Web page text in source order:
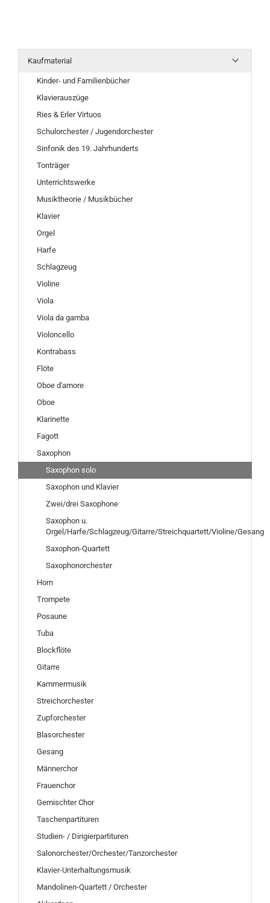
Kaufmaterial
Kinder- und Familienbücher
Klavierauszüge
Ries & Erler Virtuos
Schulorchester / Jugendorchester
Sinfonik des 19. Jahrhunderts
Tonträger
Unterrichtswerke
Musiktheorie / Musikbücher
Klavier
Orgel
Harfe
Schlagzeug
Violine
Viola
Viola da gamba
Violoncello
Kontrabass
Flöte
Oboe d'amore
Oboe
Klarinette
Fagott
Saxophon
Saxophon solo
Saxophon und Klavier
Zwei/drei Saxophone
Saxophon u.
Orgel/Harfe/Schlagzeug/Gitarre/Streichquartett/Violine/Gesang
Saxophon-Quartett
Saxophonorchester
Horn
Trompete
Posaune
Tuba
Blockflöte
Gitarre
Kammermusik
Streichorchester
Zupforchester
Blasorchester
Gesang
Männerchor
Frauenchor
Gemischter Chor
Taschenpartituren
Studien- / Dirigierpartituren
Salonorchester/Orchester/Tanzorchester
Klavier-Unterhaltungsmusik
Mandolinen-Quartett / Orchester